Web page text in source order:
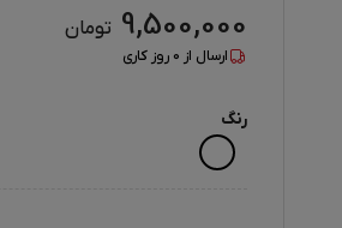
9,500,000 تومان
ارسال از 0 روز کاری
رنگ